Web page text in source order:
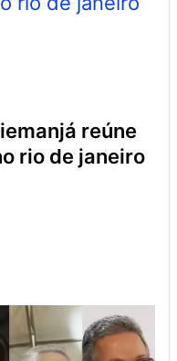
rio de janeiro